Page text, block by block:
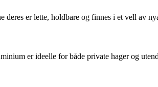
er lette, holdbare og finnes i et vell av
er ideelle for både private hager og